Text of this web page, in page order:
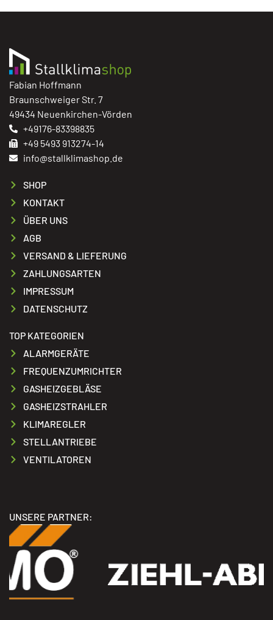
Fabian Hoffmann
Braunschweiger Str. 7
49434 Neuenkirchen-Vörden
+49176-83398835
+49 5493 913274-14
info@stallklimashop.de
SHOP
KONTAKT
ÜBER UNS
AGB
VERSAND & LIEFERUNG
ZAHLUNGSARTEN
IMPRESSUM
DATENSCHUTZ
TOP KATEGORIEN
ALARMGERÄTE
FREQUENZUMRICHTER
GASHEIZGEBLÄSE
GASHEIZSTRAHLER
KLIMAREGLER
STELLANTRIEBE
VENTILATOREN
UNSERE PARTNER: